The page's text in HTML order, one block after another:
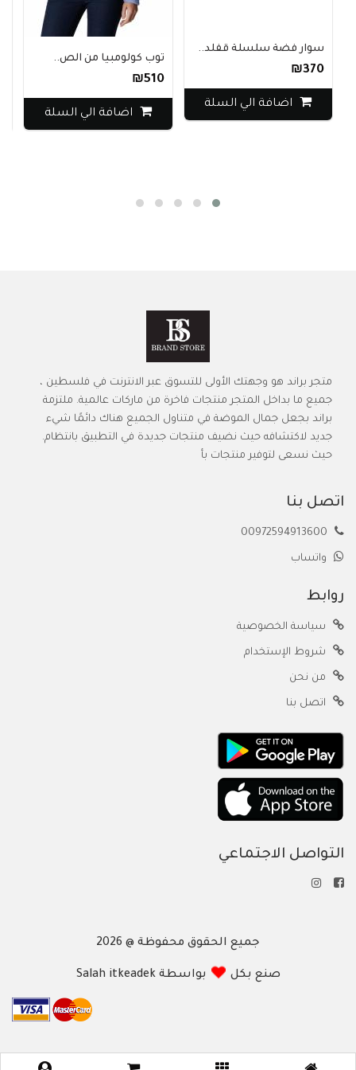
سوار فضة سلسلة قفلد..
₪370
اضافة الي السلة
توب كولومبيا من الص..
₪510
اضافة الي السلة
متجر براند هو وجهتك الأولى للتسوق عبر الانترنت في فلسطين ،
جميع ما بداخل المتجر منتجات فاخرة من ماركات عالمية. ملتزمة
براند بجعل جمال الموضة في متناول الجميع هناك دائمًا شيء
جديد لاكتشافه حيث نضيف منتجات جديدة في التطبيق بانتظام.
حيث نسعى لتوفير منتجات بأ
اتصل بنا
واتساب
روابط
سياسة الخصوصية
شروط الإستخدام
من نحن
اتصل بنا
التواصل الاجتماعي
جميع الحقوق محفوظة @ 2026
صنع بكل بواسطة Salah itkeadek